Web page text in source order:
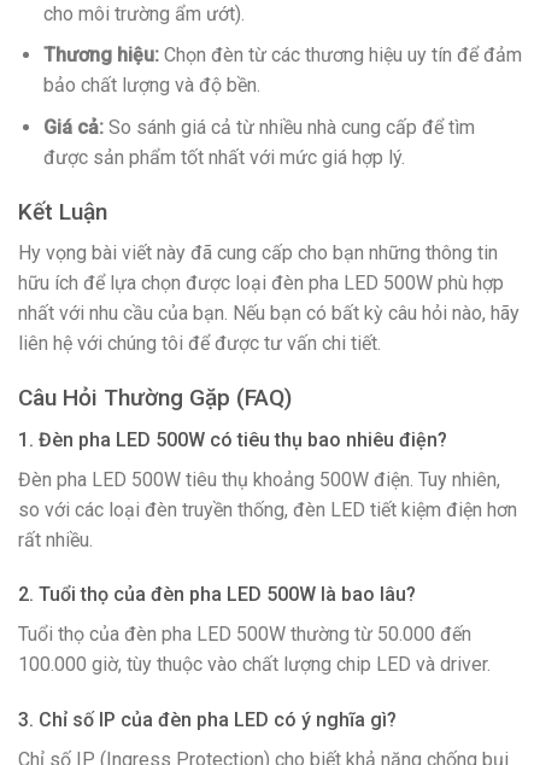
cho môi trường ẩm ướt).
Thương hiệu:Chọn đèn từ các thương hiệu uy tín để đảm
bảo chất lượng và độ bền.
Giá cả:So sánh giá cả từ nhiều nhà cung cấp để tìm
được sản phẩm tốt nhất với mức giá hợp lý.
Kết Luận
Hy vọng bài viết này đã cung cấp cho bạn những thông tin
hữu ích để lựa chọn được loại đèn pha LED 500W phù hợp
nhất với nhu cầu của bạn. Nếu bạn có bất kỳ câu hỏi nào, hãy
liên hệ với chúng tôi để được tư vấn chi tiết.
Câu Hỏi Thường Gặp (FAQ)
1. Đèn pha LED 500W có tiêu thụ bao nhiêu điện?
Đèn pha LED 500W tiêu thụ khoảng 500W điện. Tuy nhiên,
so với các loại đèn truyền thống, đèn LED tiết kiệm điện hơn
rất nhiều.
2. Tuổi thọ của đèn pha LED 500W là bao lâu?
Tuổi thọ của đèn pha LED 500W thường từ 50.000 đến
100.000 giờ, tùy thuộc vào chất lượng chip LED và driver.
3. Chỉ số IP của đèn pha LED có ý nghĩa gì?
Chỉ số IP (Ingress Protection) cho biết khả năng chống bụi